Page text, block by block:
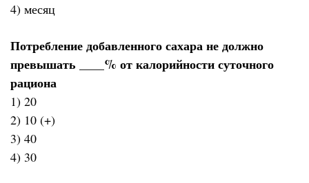
4) месяц
Потребление добавленного сахара не должно
превышать ____% от калорийности суточного
рациона
1) 20
2) 10 (+)
3) 40
4) 30